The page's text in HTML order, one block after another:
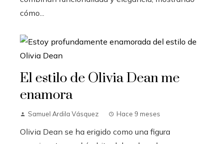
cómo...
El estilo de Olivia Dean me
enamora
Samuel Ardila Vásquez Hace 9 meses
Olivia Dean se ha erigido como una figura